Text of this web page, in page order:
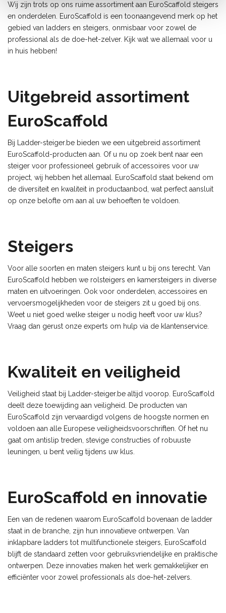
Wij zijn trots op ons ruime assortiment aan EuroScaffold steigers
en onderdelen. EuroScaffold is een toonaangevend merk op het
gebied van ladders en steigers, onmisbaar voor zowel de
professional als de doe-het-zelver. Kijk wat we allemaal voor u
in huis hebben!
Uitgebreid assortiment
EuroScaffold
Bij Ladder-steiger.be bieden we een uitgebreid assortiment
EuroScaffold-producten aan. Of u nu op zoek bent naar een
steiger voor professioneel gebruik of accessoires voor uw
project, wij hebben het allemaal. EuroScaffold staat bekend om
de diversiteit en kwaliteit in productaanbod, wat perfect aansluit
op onze belofte om aan al uw behoeften te voldoen.
Steigers
Voor alle soorten en maten steigers kunt u bij ons terecht. Van
EuroScaffold hebben we rolsteigers en kamersteigers in diverse
maten en uitvoeringen. Ook voor onderdelen, accessoires en
vervoersmogelijkheden voor de steigers zit u goed bij ons.
Weet u niet goed welke steiger u nodig heeft voor uw klus?
Vraag dan gerust onze experts om hulp via de klantenservice.
Kwaliteit en veiligheid
Veiligheid staat bij Ladder-steiger.be altijd voorop. EuroScaffold
deelt deze toewijding aan veiligheid. De producten van
EuroScaffold zijn vervaardigd volgens de hoogste normen en
voldoen aan alle Europese veiligheidsvoorschriften. Of het nu
gaat om antislip treden, stevige constructies of robuuste
leuningen, u bent veilig tijdens uw klus.
EuroScaffold en innovatie
Een van de redenen waarom EuroScaffold bovenaan de ladder
staat in de branche, zijn hun innovatieve ontwerpen. Van
inklapbare ladders tot multifunctionele steigers, EuroScaffold
blijft de standaard zetten voor gebruiksvriendelijke en praktische
ontwerpen. Deze innovaties maken het werk gemakkelijker en
efficiënter voor zowel professionals als doe-het-zelvers.